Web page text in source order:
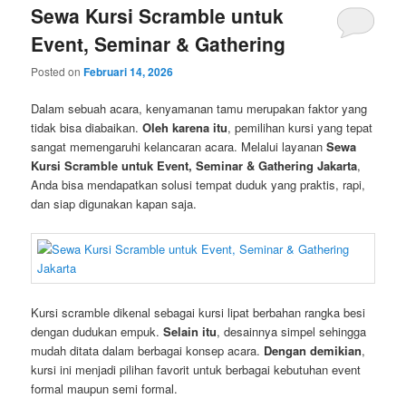
Sewa Kursi Scramble untuk
Event, Seminar & Gathering
Posted onFebruari 14, 2026
Dalam sebuah acara, kenyamanan tamu merupakan faktor yang
tidak bisa diabaikan.Oleh karena itu, pemilihan kursi yang tepat
sangat memengaruhi kelancaran acara. Melalui layananSewa
Kursi Scramble untuk Event, Seminar & Gathering Jakarta,
Anda bisa mendapatkan solusi tempat duduk yang praktis, rapi,
dan siap digunakan kapan saja.
Kursi scramble dikenal sebagai kursi lipat berbahan rangka besi
dengan dudukan empuk.Selain itu, desainnya simpel sehingga
mudah ditata dalam berbagai konsep acara. Dengan demikian,
kursi ini menjadi pilihan favorit untuk berbagai kebutuhan event
formal maupun semi formal.